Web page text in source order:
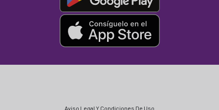
Aviso Legal Y Condiciones De Uso